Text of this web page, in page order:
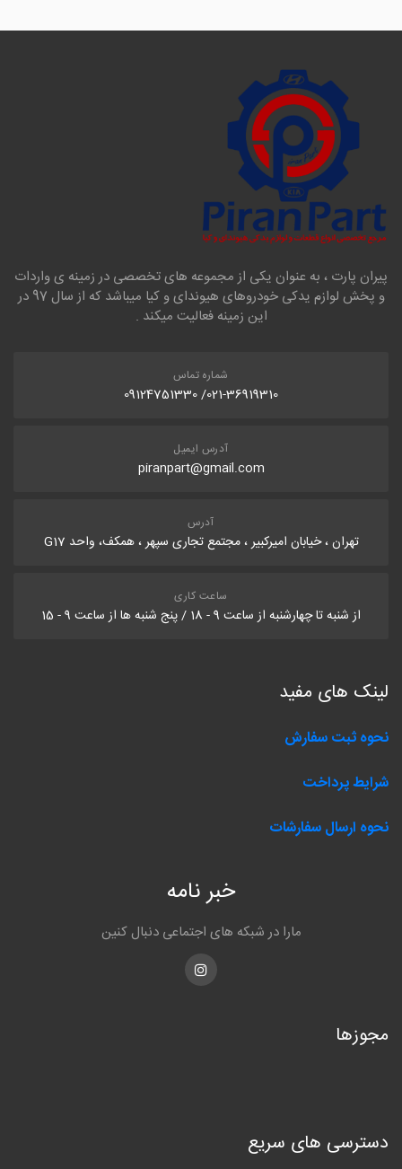
پیران پارت ، به عنوان یکی از مجموعه های تخصصی در زمینه ی واردات
و پخش لوازم یدکی خودروهای هیوندای و کیا میباشد که از سال 97 در
این زمینه فعالیت میکند .
شماره تماس
021-36919310/ 09124751330
آدرس ایمیل
piranpart@gmail.com
آدرس
تهران ، خیابان امیرکبیر ، مجتمع تجاری سپهر ، همکف، واحد G17
ساعت کاری
از شنبه تا چهارشنبه از ساعت 9 - 18 / پنج شنبه ها از ساعت 9 - 15
لینک های مفید
نحوه ثبت سفارش
شرایط پرداخت
نحوه ارسال سفارشات
خبر نامه
مارا در شبکه های اجتماعی دنبال کنین
Instagram
مجوزها
دسترسی های سریع